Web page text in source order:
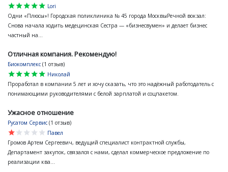
star
star
star
star
star
Lori
Одни «Плюсы»! Городская поликлиника № 45 города МосквыРечной вокзал:
Снова начала ходить медецинская Сестра — «бизнесвумен» и делает бизнес
частный на...
Отличная компания. Рекомендую!
Биокомплекс (1 отзыв)
star
star
star
star
star
Николай
Проработал в компании 5 лет и хочу сказать, что это надёжный работодатель с
понимающими руководителями с белой зарплатой и соцпакетом.
Ужасное отношение
Русатом Сервис (1 отзыв)
star
star
star
star
star
Павел
Громов Артем Сергеевич, ведущий специалист контрактной службы,
Департамент закупок, связался с нами, сделал коммерческое предложение по
реализации ква...